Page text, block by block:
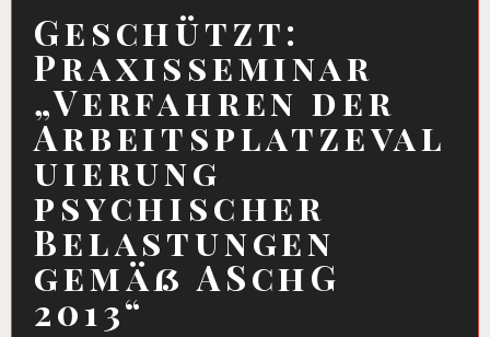
Geschützt:
Praxisseminar
„Verfahren der
Arbeitsplatzeval
uierung
psychischer
Belastungen
gemäß ASchG
2013“